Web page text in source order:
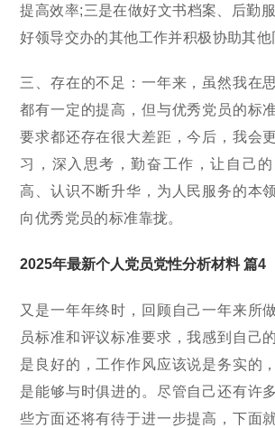
提高效率;三是在做好文书档案、后勤
好领导交办的其他工作并积极协助其他
三、存在的不足：一年来，虽然我在
都有一定的提高，但与优秀党员的标
要求都还存在很大差距，今后，我会
习，深入思考，勤奋工作，让自己
高、认识不断升华，为人民服务的本
向优秀党员的标准靠拢。
2025年最新个人党员党性分析材料 篇4
又是一年年终时，回顾自己一年来所
员标准和评议标准要求，我感到自己
是良好的，工作作风应该说是务实的
是能够与时俱进的。尽管自己还有许
些方面还将有待于进一步提高，下面